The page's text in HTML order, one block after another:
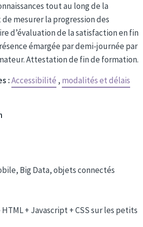
tout au long de la
mesurer la progression des
d’évaluation de la satisfaction en fin
émargée par demi-journée par
Attestation de fin de formation.
:Accessibilité , modalités et délais
Big Data, objets connectés
+ Javascript + CSS sur les petits